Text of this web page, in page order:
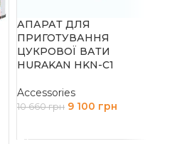
АПАРАТ ДЛЯ
ПРИГОТУВАННЯ
ЦУКРОВОЇ ВАТИ
HURAKAN HKN-C1
Accessories
10 660грн 9 100 грн